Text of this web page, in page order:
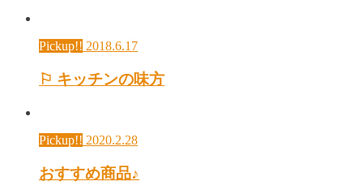
Pickup!! 2018.6.17
⚐ キッチンの味方
Pickup!! 2020.2.28
おすすめ商品♪